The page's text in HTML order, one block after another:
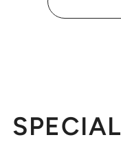
SPECIAL